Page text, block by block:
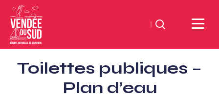
Sud
Vendée
Suchen
Toilettes publiques –
Plan d’eau